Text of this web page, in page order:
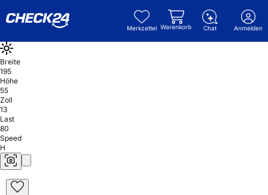
Merkzettel Warenkorb Chat Anmelden
Breite
195
Höhe
55
Zoll
13
Last
80
Speed
H